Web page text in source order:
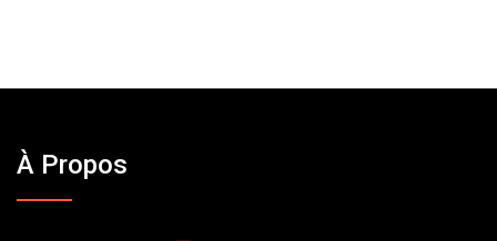
À Propos